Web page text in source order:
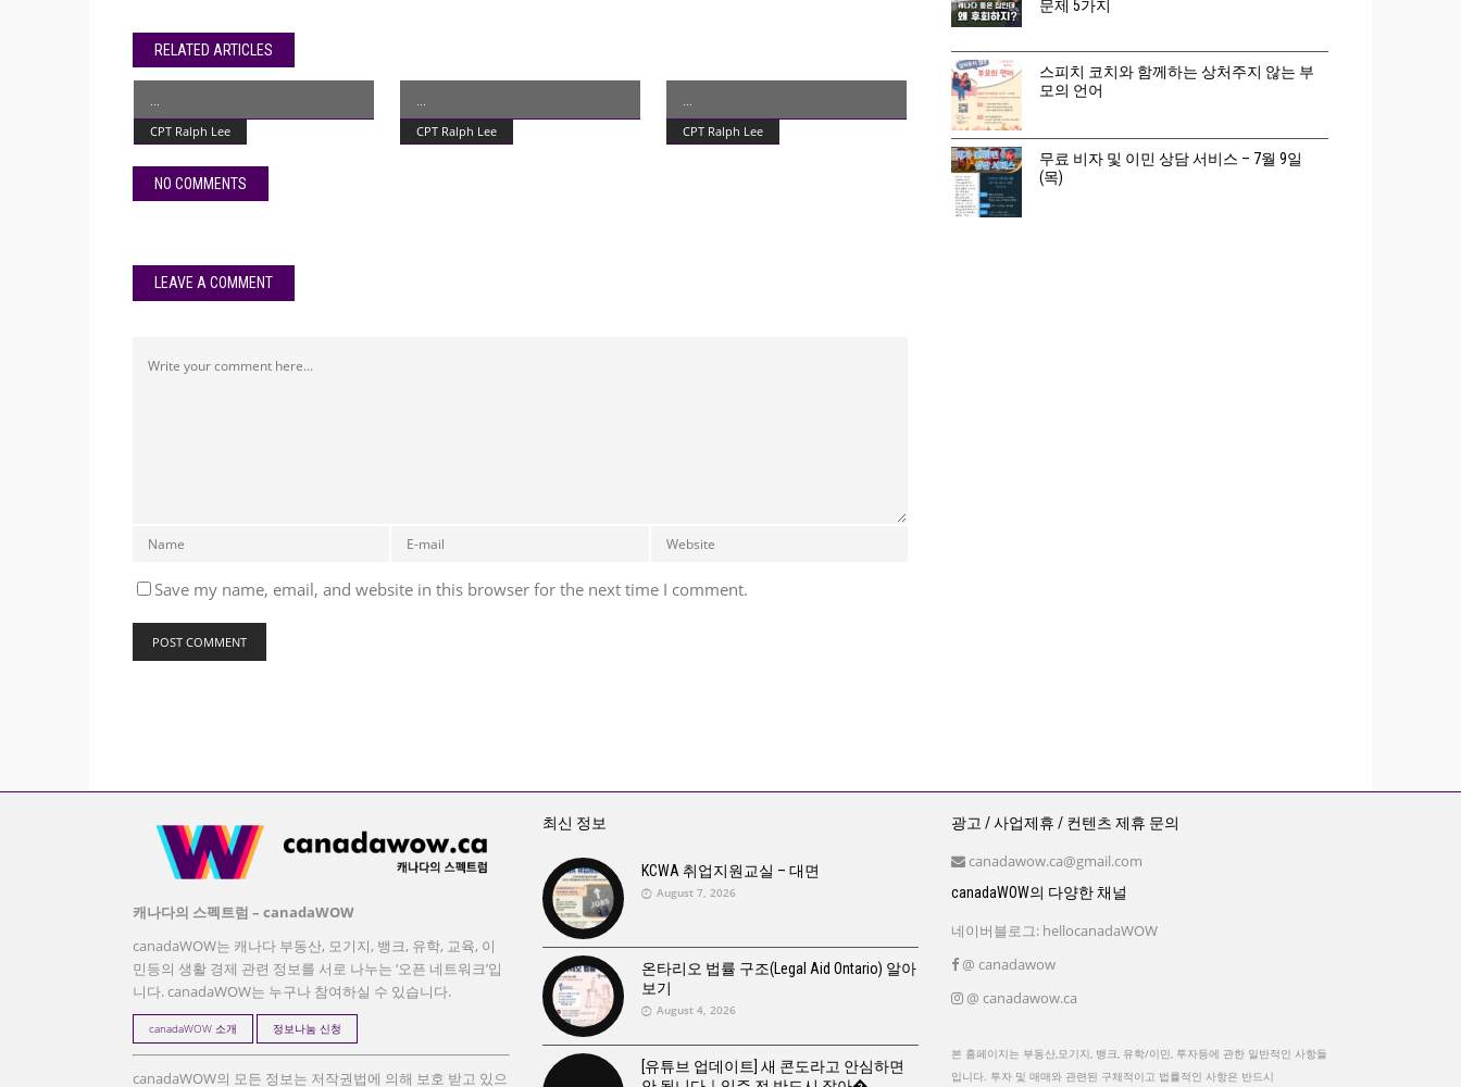
RELATED ARTICLES
CPT Ralph Lee CPT Ralph Lee CPT Ralph Lee
NO COMMENTS
LEAVE A COMMENT
Save my name, email, and website in this browser for the next time I comment.
문제 5가지
스피치 코치와 함께하는 상처주지 않는 부
모의 언어
무료 비자 및 이민 상담 서비스 – 7월 9일
(목)
캐나다의 스펙트럼 – canadaWOW
canadaWOW는 캐나다 부동산, 모기지, 뱅크, 유학, 교육, 이
민등의 생활 경제 관련 정보를 서로 나누는 ‘오픈 네트워크’입
니다. canadaWOW는 누구나 참여하실 수 있습니다.
canadaWOW 소개 정보나눔 신청
canadaWOW의 모든 정보는 저작권법에 의해 보호 받고 있으
최신 정보
KCWA 취업지원교실 – 대면
August 7, 2026
온타리오 법률 구조(Legal Aid Ontario) 알아
보기
August 4, 2026
[유튜브 업데이트] 새 콘도라고 안심하면
광고 / 사업제휴 / 컨텐츠 제휴 문의
canadawow.ca@gmail.com
canadaWOW의 다양한 채널
네이버블로그: hellocanadaWOW
@ canadawow
@ canadawow.ca
본 홈페이지는 부동산,모기지, 뱅크, 유학/이민, 투자등에 관한 일반적인 사항들
입니다. 투자 및 매매와 관련된 구체적이고 법률적인 사항은 반드시